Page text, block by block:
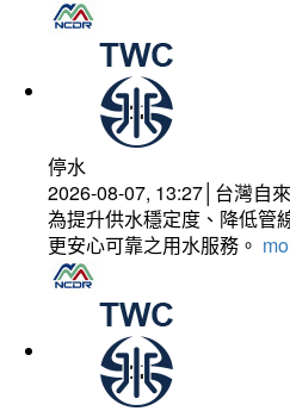
停水
2026-08-07, 13:27│台灣自
為提升供水穩定度、降低管
更安心可靠之用水服務。